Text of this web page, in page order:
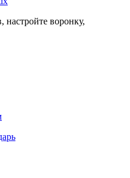
настройте воронку,